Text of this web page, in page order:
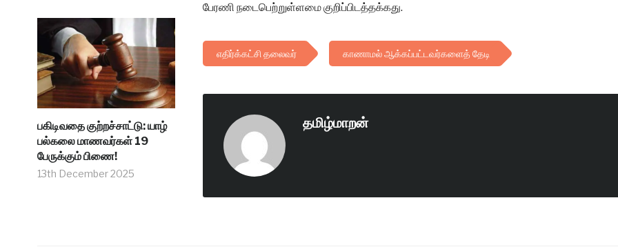
பகிடிவதை குற்றச்சாட்டு: யாழ்
பல்கலை மாணவர்கள் 19
பேருக்கும் பிணை!
13th December 2025
பேரணி நடைபெற்றுள்ளமை குறிப்பிடத்தக்கது.
எதிர்க்கட்சி தலைவர் காணாமல் ஆக்கப்பட்டவர்களைத் தேடி
தமிழ்மாறன்